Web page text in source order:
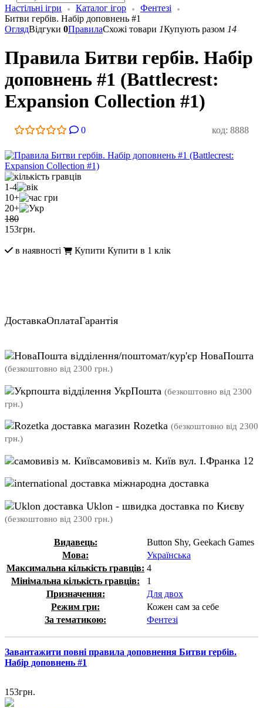
Настільні ігри Каталог ігор
Фентезі
Битви гербів. Набір доповнень #1
ОглядВідгуки 0ПравилаСхожі товари 1Купують разом 14
Правила Битви гербів. Набір
доповнень #1 (Battlecrest:
Expansion Collection #1)
0 код: 8888
1-4
10+
20+
180
153грн.
в наявності Купити Купити в 1 клік
ДоставкаОплатаГарантія
відділення/поштомат/кур'єр НоваПошта
(безкоштовно від 2300 грн.)
відділення УкрПошта (безкоштовно від 2300
грн.)
магазин Rozetka (безкоштовно від 2300
грн.)
самовивіз м. Київ вул. І.Франка 12
міжнародна доставка
Uklon - швидка доставка по Києву
(безкоштовно від 2300 грн.)
Видавець:
Button Shy, Geekach Games
Мова:
Українська
Максимальна кількість гравців: 4
Мінімальна кількість гравців:
1
Призначення:
Для двох
Режим гри:
Кожен сам за себе
За тематикою:
Фентезі
Завантажити повні правила доповнення Битви гербів.
Набір доповнень #1
153грн.